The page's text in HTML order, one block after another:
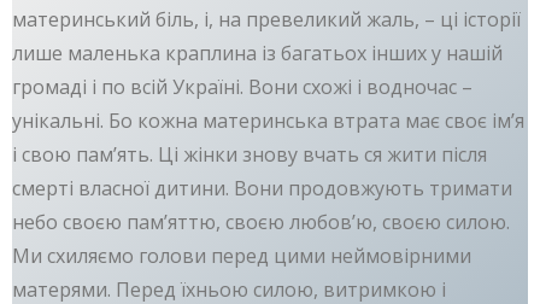
материнський біль, і, на превеликий жаль, – ці історії
лише маленька краплина із багатьох інших у нашій
громаді і по всій Україні. Вони схожі і водночас –
унікальні. Бо кожна материнська втрата має своє ім’я
і свою пам’ять. Ці жінки знову вчать ся жити після
смерті власної дитини. Вони продовжують тримати
небо своєю пам’яттю, своєю любов’ю, своєю силою.
Ми схиляємо голови перед цими неймовірними
матерями. Перед їхньою силою, витримкою і